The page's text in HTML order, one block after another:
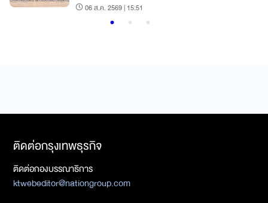
06 ส.ค. 2569 | 15:51
ติดต่อกรุงเทพธุรกิจ
ติดต่อกองบรรณาธิการ
ktwebeditor@nationgroup.com